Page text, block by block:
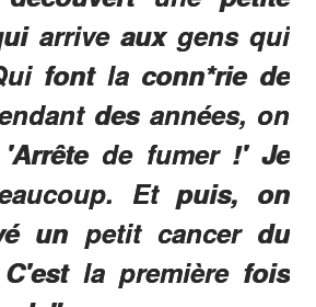
arrive aux gens qui
font la conn*rie de
des années, on
de fumer !' Je
Et puis, on
un petit cancer du
la première fois